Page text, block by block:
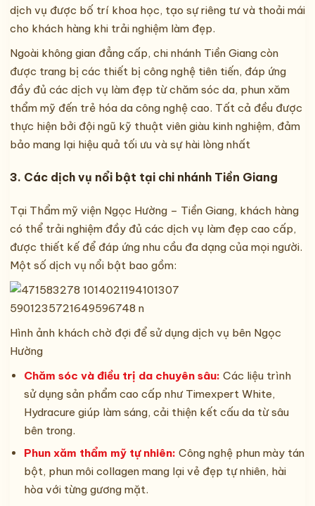
dịch vụ được bố trí khoa học, tạo sự riêng tư và thoải mái
cho khách hàng khi trải nghiệm làm đẹp.
Ngoài không gian đẳng cấp, chi nhánh Tiền Giang còn
được trang bị các thiết bị công nghệ tiên tiến, đáp ứng
đầy đủ các dịch vụ làm đẹp từ chăm sóc da, phun xăm
thẩm mỹ đến trẻ hóa da công nghệ cao. Tất cả đều được
thực hiện bởi đội ngũ kỹ thuật viên giàu kinh nghiệm, đảm
bảo mang lại hiệu quả tối ưu và sự hài lòng nhất
3. Các dịch vụ nổi bật tại chi nhánh Tiền Giang
Tại Thẩm mỹ viện Ngọc Hường – Tiền Giang, khách hàng
có thể trải nghiệm đầy đủ các dịch vụ làm đẹp cao cấp,
được thiết kế để đáp ứng nhu cầu đa dạng của mọi người.
Một số dịch vụ nổi bật bao gồm:
Hình ảnh khách chờ đợi để sử dụng dịch vụ bên Ngọc
Hường
Chăm sóc và điều trị da chuyên sâu: Các liệu trình
sử dụng sản phẩm cao cấp như Timexpert White,
Hydracure giúp làm sáng, cải thiện kết cấu da từ sâu
bên trong.
Phun xăm thẩm mỹ tự nhiên: Công nghệ phun mày tán
bột, phun môi collagen mang lại vẻ đẹp tự nhiên, hài
hòa với từng gương mặt.